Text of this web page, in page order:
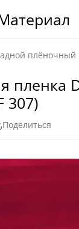
плёночный
пленка
307)
Поделиться